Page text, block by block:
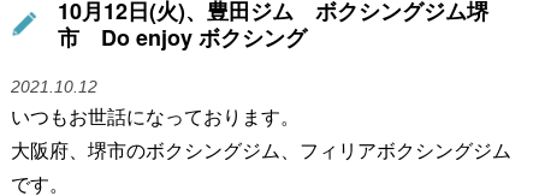
10月12日(火)、豊田ジム ボクシングジム堺
市 Do enjoy ボクシング
2021.10.12
いつもお世話になっております。
大阪府、堺市のボクシングジム、フィリアボクシングジム
です。